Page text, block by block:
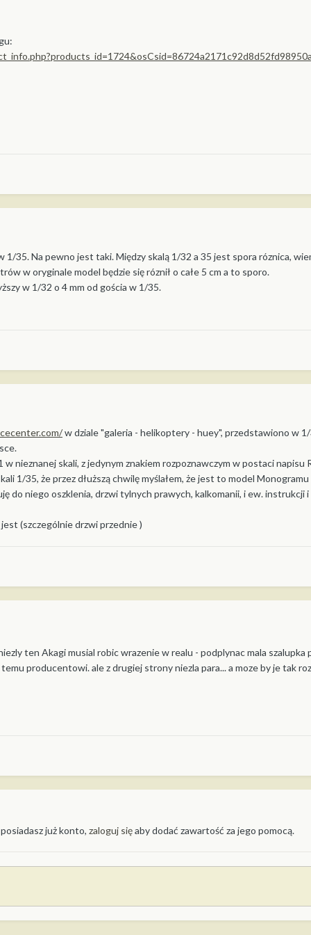
1/35. Na pewno jest taki. Między skalą 1/32 a 35 jest spora róznica,
w oryginale model będzie się róznił o całe 5 cm a to sporo.
w 1/32 o 4 mm od gościa w 1/35.
w dziale "galeria - helikoptery - huey", przedstawiono w
nieznanej skali, z jedynym znakiem rozpoznawczym w postaci
1/35, że przez dłuższą chwilę myślałem, że jest to model
do niego oszklenia, drzwi tylnych prawych, kalkomanii, i ew. instrukcji i
(szczególnie drzwi przednie )
ten Akagi musial robic wrazenie w realu - podplynac mala
producentowi. ale z drugiej strony niezla para... a moze by je tak
już konto, zaloguj sięaby dodać zawartość za jego pomocą.